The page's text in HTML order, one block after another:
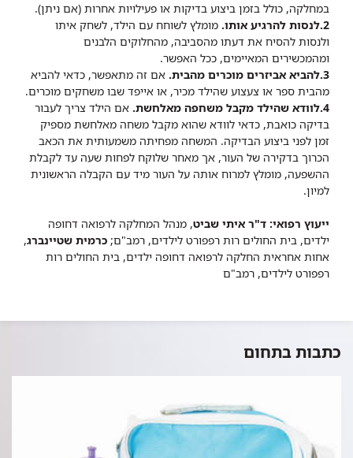
במחלקה, כולל בזמן ביצוע בדיקות או פעילויות אחרות (אם ניתן).
2.לנסות להרגיע אותו.
מומלץ לשוחח עם הילד, לשחק איתו
ולנסות להסיח את דעתו מהסביבה, מהחלוקים הלבנים
ומהמכשירים המאיימים, ככל האפשר.
3.להביא אביזרים מוכרים מהבית.
אם זה מתאפשר, כדאי להביא
מהבית ספר או צעצוע שהילד מכיר, או אייפד שבו משחקים מוכרים.
4.לוודא שהילד מקבל משחפה מאלחשת.
אם הילד צריך לעבור
בדיקה כואבת, כדאי לוודא שהוא מקבל משחה מאלחשת מספיק
זמן לפני ביצוע הבדיקה. המשחה מפחיתה משמעותית את הכאב
הכרוך בדקירה של העור, אך מאחר שלוקח לפחות שעה עד לקבלת
ההשפעה, מומלץ למרוח אותה על העור מיד עם הקבלה הראשונית
למיון.
ייעוץ רפואי: ד"ר איתי שביט, מנהל המחלקה לרפואה דחופה
ילדים, בית החולים רות רפפורט לילדים, רמב"ם; כרמית שטיינברג,
אחות אחראית החלקה לרפואה דחופה ילדים, בית החולים רות
רפפורט לילדים, רמב"ם​​
כתבות בתחום